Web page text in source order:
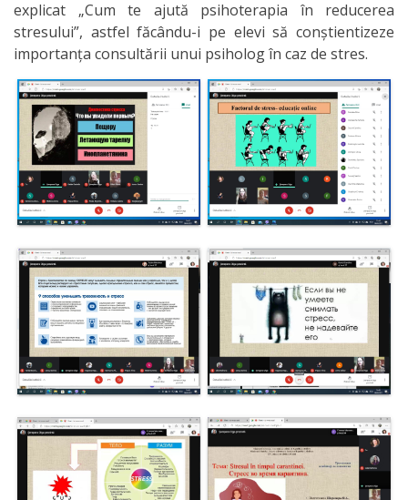
Secții
Secția
didactică
Nr.1
Secția
didactică
Secția
didactică
PRI
Secția
educație
Catedre
explicat „Cum te ajută psihoterapia în reducerea
stresului”, astfel făcându-i pe elevi să conștientizeze
importanța consultării unui psiholog în caz de stres.